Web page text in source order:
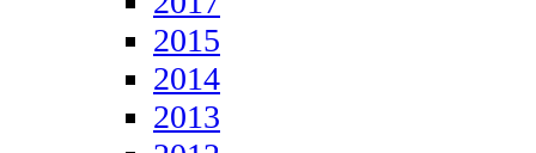
2015
2014
2013